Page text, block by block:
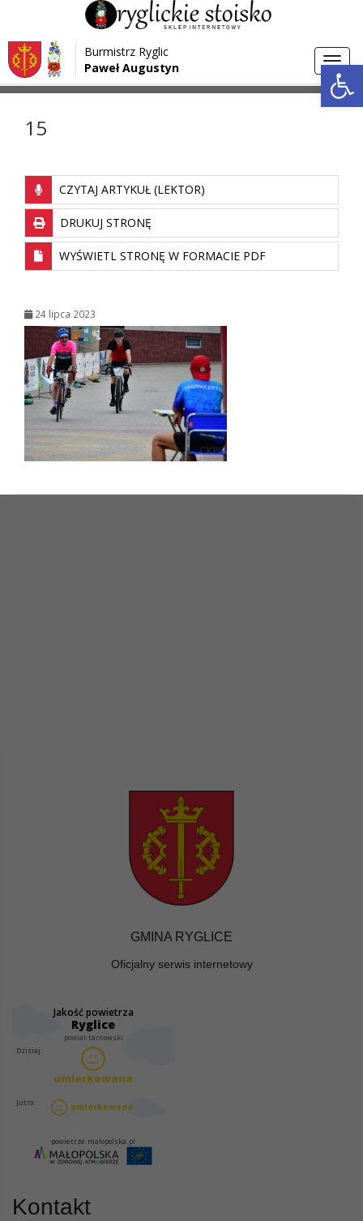
Przejdź do menu
Przejdź do głównej treści strony
Przejdź do stopki strony
Burmistrz Ryglic
Paweł Augustyn
Strona główna > Media >
15
CZYTAJ ARTYKUŁ (LEKTOR)
DRUKUJ STRONĘ
WYŚWIETL STRONĘ W FORMACIE PDF
24 lipca 2023
GMINA RYGLICE
Oficjalny serwis internetowy
Kontakt